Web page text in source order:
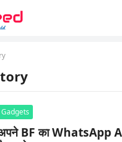
Gadgets
BF का WhatsApp